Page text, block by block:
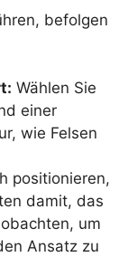
befolgen
Wählen Sie
einer
wie Felsen
positionieren,
damit, das
um
Ansatz zu